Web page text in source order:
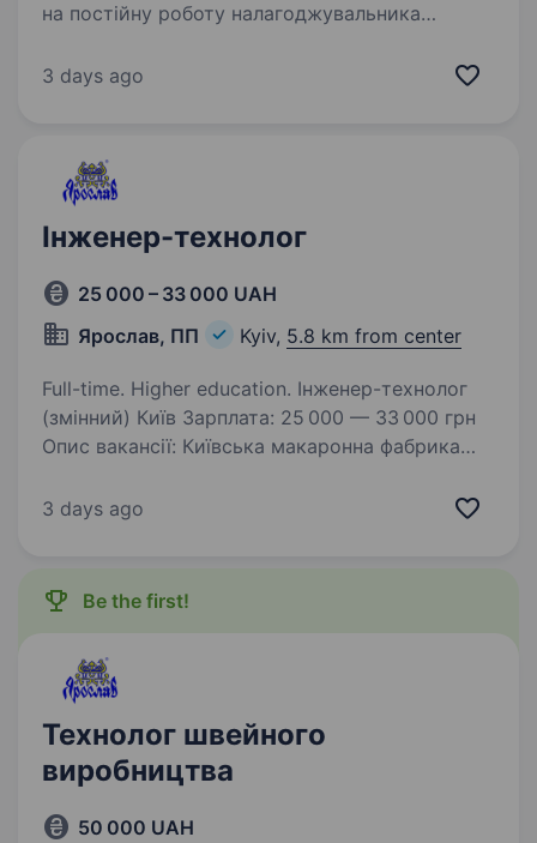
на постійну роботу налагоджувальника
виробництві. Ми пропонуємо роботу
3 days ago
Інженер-технолог
25 000 – 33 000 UAH
Ярослав, ПП
Kyiv, 5.8 km from center
Full-time. Higher education. Інженер-технолог
(змінний) Київ Зарплата: 25 000 — 33 000 грн
Опис вакансії: Київська макаронна фабрика
технологічну лабораторію. Розглядаємо
3 days ago
Be the first!
Технолог швейного
виробництва
50 000 UAH